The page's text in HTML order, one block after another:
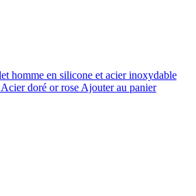
homme en silicone et acier inoxydable
doré or rose Ajouter au panier